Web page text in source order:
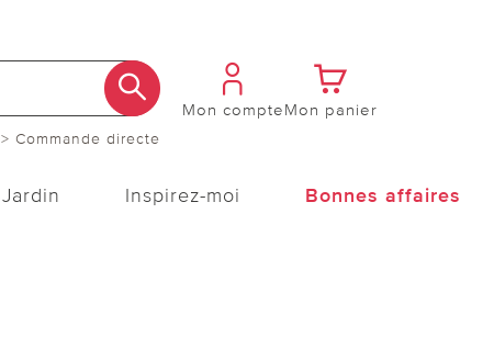
> Commande directe
Mon compteMon panier
Jardin Inspirez-moi Bonnes affaires